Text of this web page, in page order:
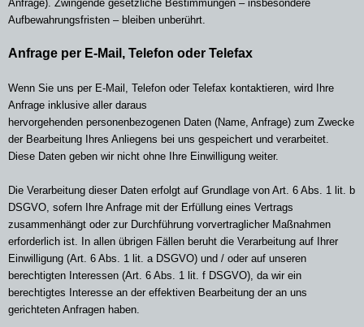
Anfrage). Zwingende gesetzliche Bestimmungen – insbesondere
Aufbewahrungsfristen – bleiben unberührt.
Anfrage per E-Mail, Telefon oder Telefax
Wenn Sie uns per E-Mail, Telefon oder Telefax kontaktieren, wird Ihre
Anfrage inklusive aller daraus
hervorgehenden personenbezogenen Daten (Name, Anfrage) zum Zwecke
der Bearbeitung Ihres Anliegens bei uns gespeichert und verarbeitet.
Diese Daten geben wir nicht ohne Ihre Einwilligung weiter.
Die Verarbeitung dieser Daten erfolgt auf Grundlage von Art. 6 Abs. 1 lit. b
DSGVO, sofern Ihre Anfrage mit der Erfüllung eines Vertrags
zusammenhängt oder zur Durchführung vorvertraglicher Maßnahmen
erforderlich ist. In allen übrigen Fällen beruht die Verarbeitung auf Ihrer
Einwilligung (Art. 6 Abs. 1 lit. a DSGVO) und / oder auf unseren
berechtigten Interessen (Art. 6 Abs. 1 lit. f DSGVO), da wir ein
berechtigtes Interesse an der effektiven Bearbeitung der an uns
gerichteten Anfragen haben.